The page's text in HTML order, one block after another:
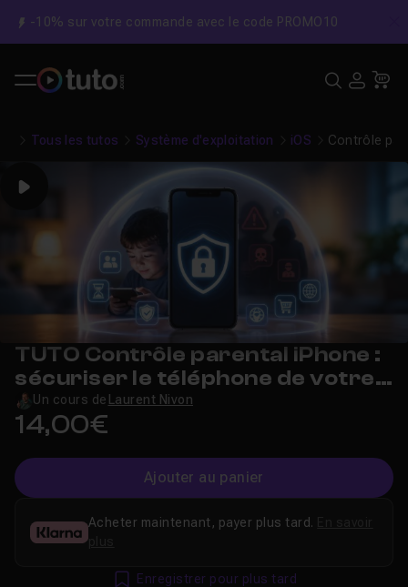
-10% sur votre commande avec le code PROMO10
Tous les tutos Système d'exploitation iOS Contrôle
Play
TUTO Contrôle parental iPhone :
sécuriser le téléphone de votre
enfant (6-12 ans)
Un cours de Laurent Nivon
14,00€
Ajouter au panier
Acheter maintenant, payer plus tard.
plus
Enregistrer pour plus tard